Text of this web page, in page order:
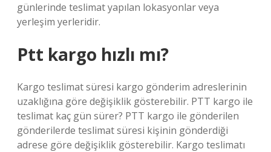
günlerinde teslimat yapılan lokasyonlar veya
yerleşim yerleridir.
Ptt kargo hızlı mı?
Kargo teslimat süresi kargo gönderim adreslerinin
uzaklığına göre değişiklik gösterebilir. PTT kargo ile
teslimat kaç gün sürer? PTT kargo ile gönderilen
gönderilerde teslimat süresi kişinin gönderdiği
adrese göre değişiklik gösterebilir. Kargo teslimatı